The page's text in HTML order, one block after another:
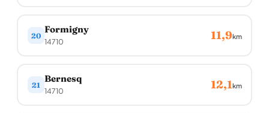
20
Formigny
14710 11,9km
21
Bernesq
14710 12,1km